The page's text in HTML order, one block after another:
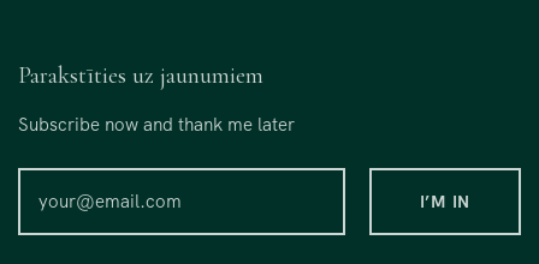
Parakstīties uz jaunumiem
Subscribe now and thank me later